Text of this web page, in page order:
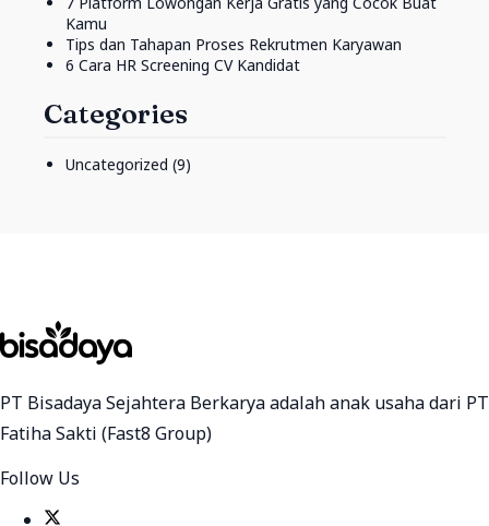
Kamu
Tips dan Tahapan Proses Rekrutmen Karyawan
6 Cara HR Screening CV Kandidat
Categories
Uncategorized (9)
PT Bisadaya Sejahtera Berkarya adalah anak usaha dari PT
Fatiha Sakti (Fast8 Group)
Follow Us